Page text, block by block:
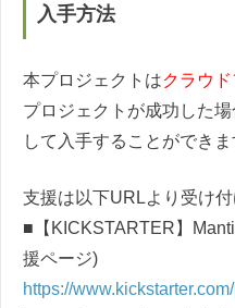
入手方法
本プロジェクトはクラウ
プロジェクトが成功した
して入手することができま
支援は以下URLより受け付
■【KICKSTARTER】
援ページ)
https://